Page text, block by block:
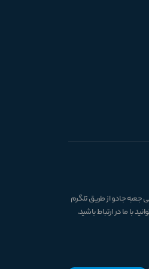
جعبه جادو از طریق تلگرم
با ما در ارتباط باشید.